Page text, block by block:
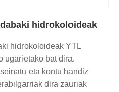
hidrokoloideak
hidrokoloideak YTL
ugarietako bat dira.
eta kontu handiz
dira zauriak